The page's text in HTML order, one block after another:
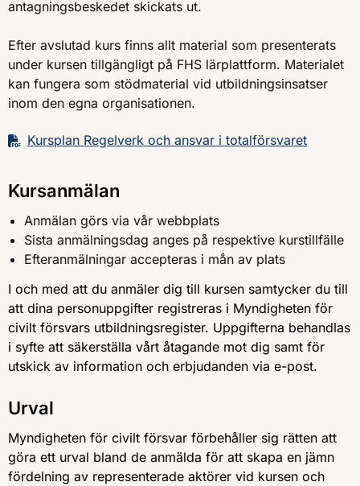
antagningsbeskedet skickats ut.
Efter avslutad kurs finns allt material som presenterats
under kursen tillgängligt på FHS lärplattform. Materialet
kan fungera som stödmaterial vid utbildningsinsatser
inom den egna organisationen.
Kursplan Regelverk och ansvar i totalförsvaret
Kursanmälan
Anmälan görs via vår webbplats
Sista anmälningsdag anges på respektive kurstillfälle
Efteranmälningar accepteras i mån av plats
I och med att du anmäler dig till kursen samtycker du till
att dina personuppgifter registreras i Myndigheten för
civilt försvars utbildningsregister. Uppgifterna behandlas
i syfte att säkerställa vårt åtagande mot dig samt för
utskick av information och erbjudanden via e-post.
Urval
Myndigheten för civilt försvar förbehåller sig rätten att
göra ett urval bland de anmälda för att skapa en jämn
fördelning av representerade aktörer vid kursen och